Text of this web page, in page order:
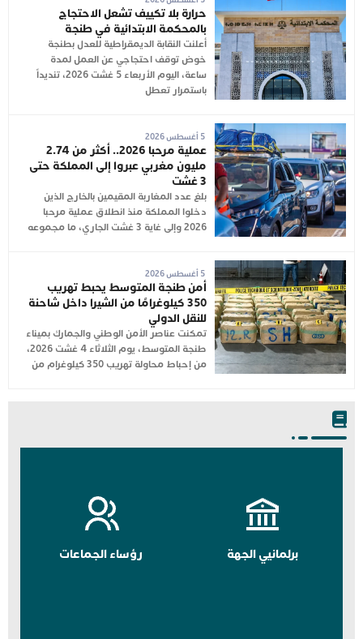
حرارة بلا تكييف تشعل الاحتجاج
بالمحكمة الابتدائية في طنجة
أعلنت النقابة الديمقراطية للعدل بطنجة
خوض توقف احتجاجي عن العمل لمدة
ساعة، اليوم الأربعاء 5 غشت 2026، تنديداً
باستمرار تعطل
5 أغسطس 2026
عملية مرحبا 2026.. أكثر من 2.74
مليون مغربي عبروا إلى المملكة حتى
3 غشت
بلغ عدد المغاربة المقيمين بالخارج الذين
دخلوا المملكة منذ انطلاق عملية مرحبا
2026 وإلى غاية 3 غشت الجاري، ما مجموعه
5 أغسطس 2026
أمن طنجة المتوسط يحبط تهريب
350 كيلوغرامًا من الشيرا داخل شاحنة
للنقل الدولي
تمكنت عناصر الأمن الوطني والجمارك بميناء
طنجة المتوسط، يوم الثلاثاء 4 غشت 2026،
من إحباط محاولة تهريب 350 كيلوغرام من
برلمانيي الجهة رؤساء الجماعات